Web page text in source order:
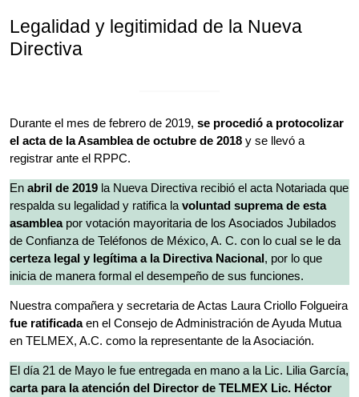
Legalidad y legitimidad de la Nueva
Directiva
Durante el mes de febrero de 2019, se procedió a protocolizar
el acta de la Asamblea de octubre de 2018 y se llevó a
registrar ante el RPPC.
En abril de 2019 la Nueva Directiva recibió el acta Notariada que
respalda su legalidad y ratifica la voluntad suprema de esta
asambleapor votación mayoritaria de los Asociados Jubilados
de Confianza de Teléfonos de México, A. C. con lo cual se le da
certeza legal y legítima a la Directiva Nacional, por lo que
inicia de manera formal el desempeño de sus funciones.
Nuestra compañera y secretaria de Actas Laura Criollo Folgueira
fue ratificadaen el Consejo de Administración de Ayuda Mutua
en TELMEX, A.C. como la representante de la Asociación.
El día 21 de Mayo le fue entregada en mano a la Lic. Lilia García,
carta para la atención del Director de TELMEX Lic. Héctor